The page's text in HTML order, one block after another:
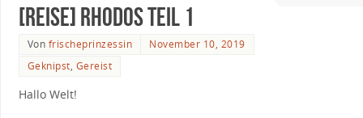
[Reise] Rhodos Teil 1
Von frischeprinzessin
November 10, 2019
Geknipst, Gereist
Hallo Welt!